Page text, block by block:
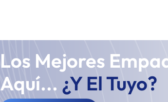
Los Mejores
Aquí... ¿Y El Tuyo?